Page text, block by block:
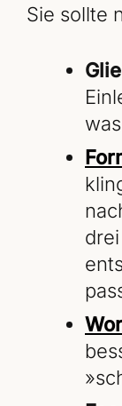
Sie sollte